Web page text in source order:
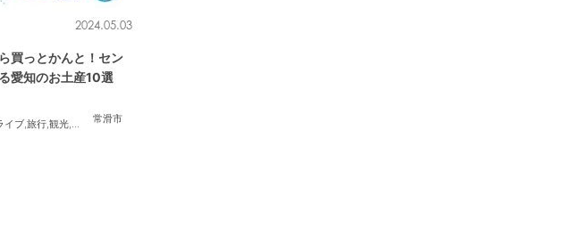
常滑市
2024.05.03
買っとかんと！セン
愛知のお土産10選
イブ ,旅行 ,観光 ,友人